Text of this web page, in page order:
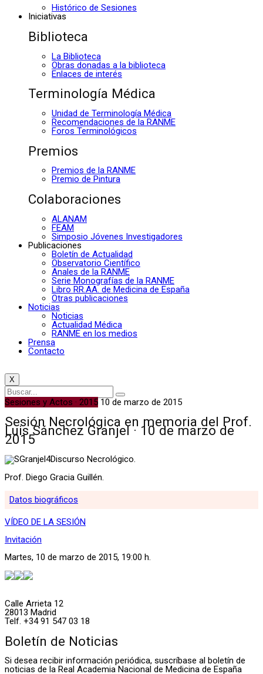
Histórico de Sesiones
Iniciativas
Biblioteca
La Biblioteca
Obras donadas a la biblioteca
Enlaces de interés
Terminología Médica
Unidad de Terminología Médica
Recomendaciones de la RANME
Foros Terminológicos
Premios
Premios de la RANME
Premio de Pintura
Colaboraciones
ALANAM
FEAM
Simposio Jóvenes Investigadores
Publicaciones
Boletín de Actualidad
Observatorio Científico
Anales de la RANME
Serie Monografías de la RANME
Libro RR.AA. de Medicina de España
Otras publicaciones
Noticias
Noticias
Actualidad Médica
RANME en los medios
Prensa
Contacto
X
Sesiones y Actos · 2015 10 de marzo de 2015
Sesión Necrológica en memoria del Prof.
Luis Sánchez Granjel · 10 de marzo de
2015
Discurso Necrológico.
Prof. Diego Gracia Guillén.
Datos biográficos
VÍDEO DE LA SESIÓN
Invitación
Martes, 10 de marzo de 2015, 19:00 h.
Calle Arrieta 12
28013 Madrid
Telf. +34 91 547 03 18
Boletín de Noticias
Si desea recibir información periódica, suscríbase al boletín de
noticias de la Real Academia Nacional de Medicina de España